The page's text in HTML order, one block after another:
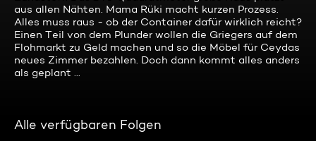
aus allen Nähten. Mama Rüki macht kurzen Prozess.
Alles muss raus - ob der Container dafür wirklich reicht?
Einen Teil von dem Plunder wollen die Griegers auf dem
Flohmarkt zu Geld machen und so die Möbel für Ceydas
neues Zimmer bezahlen. Doch dann kommt alles anders
als geplant ...
Alle verfügbaren Folgen